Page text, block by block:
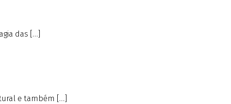
das […]
e também […]